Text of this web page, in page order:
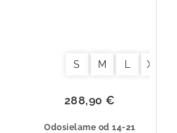
S M XL
Odosielame od 14-21
288,90 €